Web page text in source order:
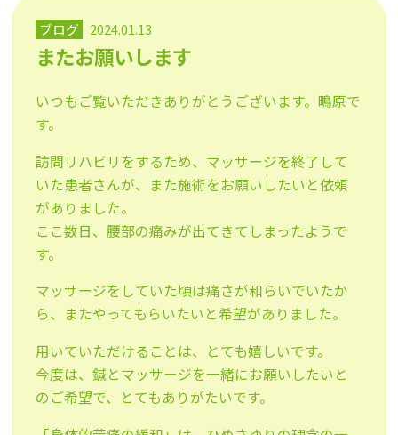
ブログ 2024.01.13
またお願いします
いつもご覧いただきありがとうございます。鴫原で
す。
訪問リハビリをするため、マッサージを終了して
いた患者さんが、また施術をお願いしたいと依頼
がありました。
ここ数日、腰部の痛みが出てきてしまったようで
す。
マッサージをしていた頃は痛さが和らいでいたか
ら、またやってもらいたいと希望がありました。
用いていただけることは、とても嬉しいです。
今度は、鍼とマッサージを一緒にお願いしたいと
のご希望で、とてもありがたいです。